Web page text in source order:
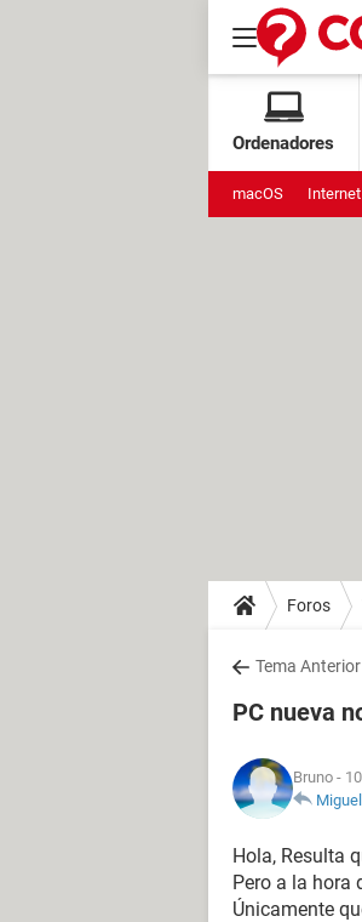
Ordenadores
macOS Internet
Foros
Tema Anterior
PC nueva
Bruno -
Hola, Resulta
Pero a la hora
Únicamente